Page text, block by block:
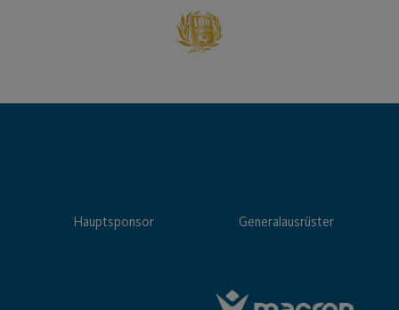
Hauptsponsor Generalausrüster